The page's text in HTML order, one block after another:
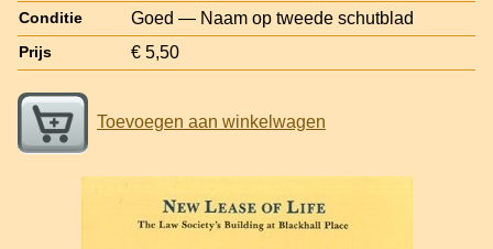
Conditie Goed — Naam op tweede schutblad
Prijs € 5,50
Toevoegen aan winkelwagen